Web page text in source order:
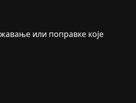
или поправке које